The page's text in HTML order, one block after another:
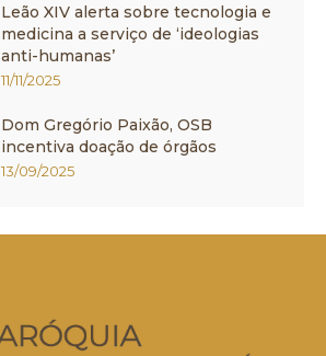
Leão XIV alerta sobre tecnologia e
medicina a serviço de ‘ideologias
anti-humanas’
11/11/2025
Dom Gregório Paixão, OSB
incentiva doação de órgãos
13/09/2025